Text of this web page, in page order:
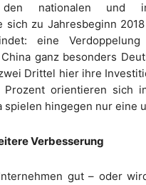
nationalen und
sich zu Jahresbeginn
eine
ganz besonders
Drittel hier ihre
orientieren sich
spielen hingegen nur eine
Verbesserung
gut – oder